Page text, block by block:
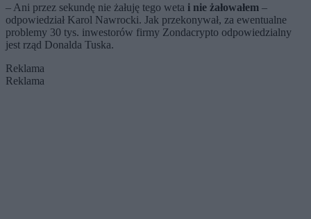
– Ani przez sekundę nie żałuję tego weta i nie żałowałem –
odpowiedział Karol Nawrocki. Jak przekonywał, za ewentualne
problemy 30 tys. inwestorów firmy Zondacrypto odpowiedzialny
jest rząd Donalda Tuska.
Reklama
Reklama